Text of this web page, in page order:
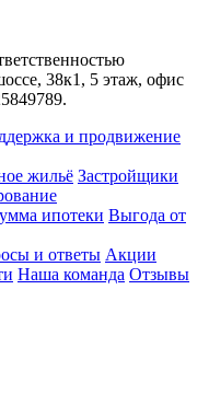
38к1, 5 этаж, офис
и продвижение
жильё Застройщики
ипотеки Выгода от
и ответы Акции
Наша команда Отзывы